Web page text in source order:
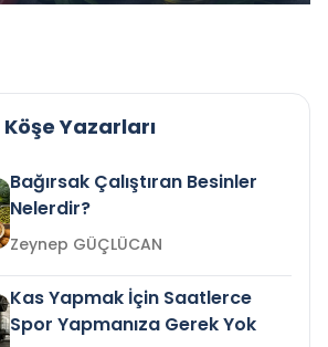
Köşe Yazarları
Bağırsak Çalıştıran Besinler
Nelerdir?
Zeynep GÜÇLÜCAN
Kas Yapmak İçin Saatlerce
Spor Yapmanıza Gerek Yok